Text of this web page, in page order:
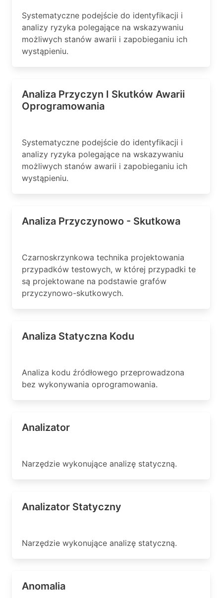
Systematyczne podejście do identyfikacji i
analizy ryzyka polegające na wskazywaniu
możliwych stanów awarii i zapobieganiu ich
wystąpieniu.
Analiza Przyczyn I Skutków Awarii
Oprogramowania
Systematyczne podejście do identyfikacji i
analizy ryzyka polegające na wskazywaniu
możliwych stanów awarii i zapobieganiu ich
wystąpieniu.
Analiza Przyczynowo - Skutkowa
Czarnoskrzynkowa technika projektowania
przypadków testowych, w której przypadki te
są projektowane na podstawie grafów
przyczynowo-skutkowych.
Analiza Statyczna Kodu
Analiza kodu źródłowego przeprowadzona
bez wykonywania oprogramowania.
Analizator
Narzędzie wykonujące analizę statyczną.
Analizator Statyczny
Narzędzie wykonujące analizę statyczną.
Anomalia